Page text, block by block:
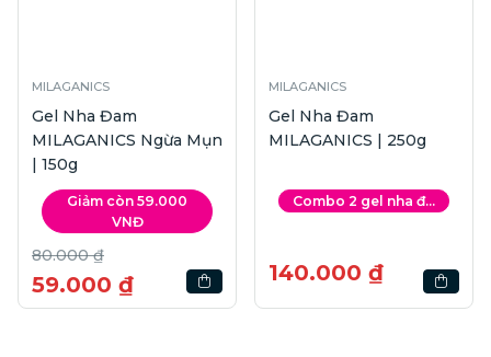
MILAGANICS
Gel Nha Đam
MILAGANICS Ngừa Mụn
| 150g
Giảm còn 59.000
VNĐ
80.000 ₫
59.000 ₫
MILAGANICS
Gel Nha Đam
MILAGANICS | 250g
Combo 2 gel nha đ...
140.000 ₫